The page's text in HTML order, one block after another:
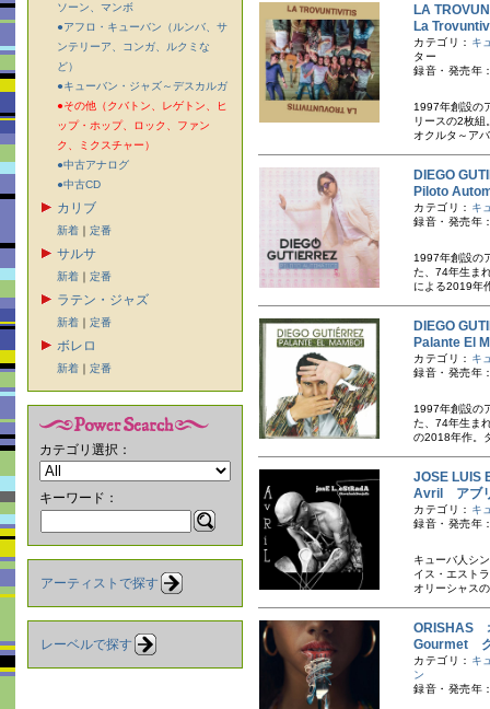
ソーン、マンボ
●アフロ・キューバン（ルンバ、サ
ンテリーア、コンガ、ルクミな
ど）
●キューバン・ジャズ～デスカルガ
●その他（クバトン、レゲトン、ヒ
ップ・ホップ、ロック、ファン
ク、ミクスチャー）
●中古アナログ
●中古CD
カリブ
新着 ｜ 定番
サルサ
新着 ｜ 定番
ラテン・ジャズ
新着 ｜ 定番
ボレロ
新着 ｜ 定番
カテゴリ選択：
キーワード：
アーティストで探す
レーベルで探す
LA
La
カテゴリ： キ
ター
録音・発売年
1997年創設の
リースの2枚
オクルタ～ア
DIEGO
Piloto
カテゴリ： キ
録音・発売年
1997年創設の
た、74年生ま
による2019年
DIEGO
Palante El
カテゴリ： キ
録音・発売年
1997年創設の
た、74年生ま
の2018年作。
JOSE LUIS
Avril アブ
カテゴリ： キ
録音・発売年
キューバ人シ
イス・エスト
オリーシャス
ORISHAS
Gourmet
カテゴリ： キ
ン
録音・発売年